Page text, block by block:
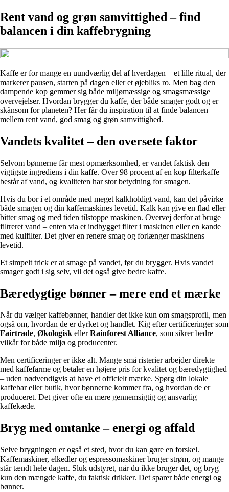
Rent vand og grøn samvittighed – find
balancen i din kaffebrygning
Kaffe er for mange en uundværlig del af hverdagen – et lille ritual, der
markerer pausen, starten på dagen eller et øjebliks ro. Men bag den
dampende kop gemmer sig både miljømæssige og smagsmæssige
overvejelser. Hvordan brygger du kaffe, der både smager godt og er
skånsom for planeten? Her får du inspiration til at finde balancen
mellem rent vand, god smag og grøn samvittighed.
Vandets kvalitet – den oversete faktor
Selvom bønnerne får mest opmærksomhed, er vandet faktisk den
vigtigste ingrediens i din kaffe. Over 98 procent af en kop filterkaffe
består af vand, og kvaliteten har stor betydning for smagen.
Hvis du bor i et område med meget kalkholdigt vand, kan det påvirke
både smagen og din kaffemaskines levetid. Kalk kan give en flad eller
bitter smag og med tiden tilstoppe maskinen. Overvej derfor at bruge
filtreret vand – enten via et indbygget filter i maskinen eller en kande
med kulfilter. Det giver en renere smag og forlænger maskinens
levetid.
Et simpelt trick er at smage på vandet, før du brygger. Hvis vandet
smager godt i sig selv, vil det også give bedre kaffe.
Bæredygtige bønner – mere end et mærke
Når du vælger kaffebønner, handler det ikke kun om smagsprofil, men
også om, hvordan de er dyrket og handlet. Kig efter certificeringer som
Fairtrade, Økologisk ellerRainforest Alliance, som sikrer bedre
vilkår for både miljø og producenter.
Men certificeringer er ikke alt. Mange små risterier arbejder direkte
med kaffefarme og betaler en højere pris for kvalitet og bæredygtighed
– uden nødvendigvis at have et officielt mærke. Spørg din lokale
kaffebar eller butik, hvor bønnerne kommer fra, og hvordan de er
produceret. Det giver ofte en mere gennemsigtig og ansvarlig
kaffekæde.
Bryg med omtanke – energi og affald
Selve brygningen er også et sted, hvor du kan gøre en forskel.
Kaffemaskiner, elkedler og espressomaskiner bruger strøm, og mange
står tændt hele dagen. Sluk udstyret, når du ikke bruger det, og bryg
kun den mængde kaffe, du faktisk drikker. Det sparer både energi og
bønner.